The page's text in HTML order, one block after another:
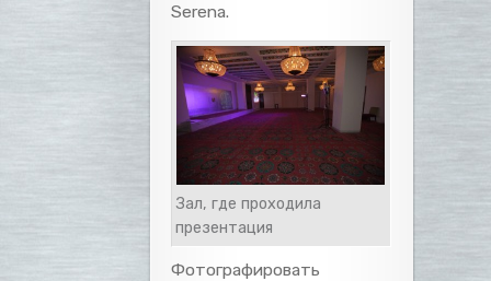
Serena.
Зал, где проходила
презентация
Фотографировать